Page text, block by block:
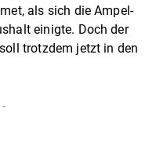
als sich die Ampel-
einigte. Doch der
trotzdem jetzt in den
-